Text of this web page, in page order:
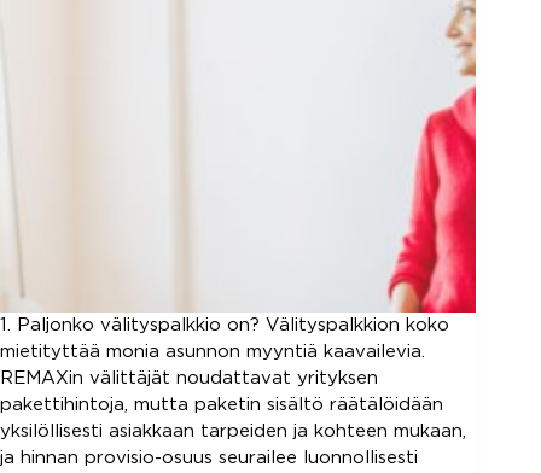
1. Paljonko välityspalkkio on? Välityspalkkion koko
mietityttää monia asunnon myyntiä kaavailevia.
REMAXin välittäjät noudattavat yrityksen
pakettihintoja, mutta paketin sisältö räätälöidään
yksilöllisesti asiakkaan tarpeiden ja kohteen mukaan,
ja hinnan provisio-osuus seurailee luonnollisesti